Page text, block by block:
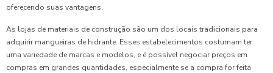
oferecendo suas vantagens.
As lojas de materiais de construção são um dos locais tradicionais para
adquirir mangueiras de hidrante. Esses estabelecimentos costumam ter
uma variedade de marcas e modelos, e é possível negociar preços em
compras em grandes quantidades, especialmente se a compra for feita